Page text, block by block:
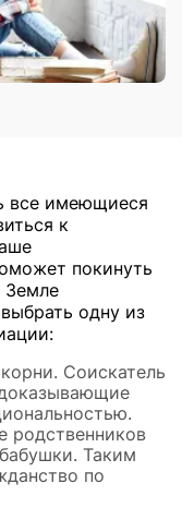
все имеющиеся
к
покинуть
Земле
одну из
Соискатель
родственников
Таким
по